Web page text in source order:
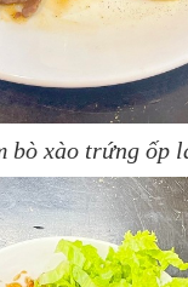
bò xào trứng ốp